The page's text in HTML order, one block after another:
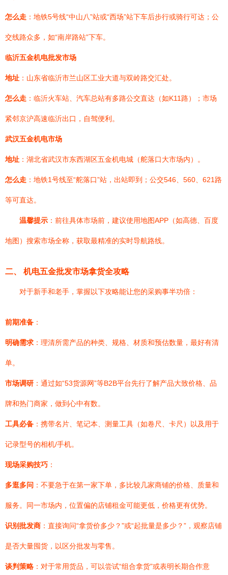
怎么走 ：地铁5号线“中山八”站或“西场”站下车后步行或骑行可达；公
交线路众多，如“南岸路站”下车。
临沂五金机电批发市场
地址 ：山东省临沂市兰山区工业大道与双岭路交汇处。
怎么走 ：临沂火车站、汽车总站有多路公交直达（如K11路）；市场
紧邻京沪高速临沂出口，自驾便利。
武汉五金机电市场
地址 ：湖北省武汉市东西湖区五金机电城（舵落口大市场内）。
怎么走 ：地铁1号线至“舵落口”站，出站即到；公交546、560、621路
等可直达。
温馨提示 ：前往具体市场前，建议使用地图APP（如高德、百度
地图）搜索市场全称，获取最精准的实时导航路线。
二、 机电五金批发市场拿货全攻略
对于新手和老手，掌握以下攻略能让您的采购事半功倍：
前期准备 ：
明确需求 ：理清所需产品的种类、规格、材质和预估数量，最好有清
单。
市场调研 ：通过如“53货源网”等B2B平台先行了解产品大致价格、品
牌和热门商家，做到心中有数。
工具必备 ：携带名片、笔记本、测量工具（如卷尺、卡尺）以及用于
记录型号的相机/手机。
现场采购技巧 ：
多逛多问 ：不要急于在第一家下单，多比较几家商铺的价格、质量和
服务。同一市场内，位置偏的店铺租金可能更低，价格更有优势。
识别批发商 ：直接询问“拿货价多少？”或“起批量是多少？”，观察店铺
是否大量囤货，以区分批发与零售。
谈判策略 ：对于常用货品，可以尝试“组合拿货”或表明长期合作意